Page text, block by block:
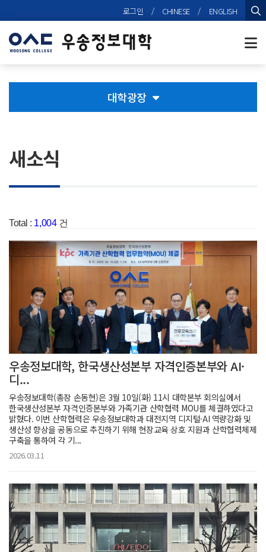
로그인 / CHINESE / ENGLISH
대학광장
새소식
Total : 1,004건
우송정보대학, 한국생산성본부 자격인증본부와 AI·
디...
우송정보대학(총장 손동현)은 3월 10일(화) 11시 대학본부 회의실에서
한국생산성본부 자격인증본부와 가족기관 산학협력 MOU를 체결하였다고
밝혔다. 이번 산학협력은 우송정보대학과 대전지역 디지털·AI 역량강화 및
생산성 향상을 공동으로 추진하기 위해 현장교육 상호 지원과 산학협력체제
구축을 통하여 각 기...
2026.03.11